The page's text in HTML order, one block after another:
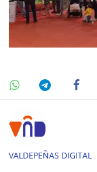
VALDEPEÑAS DIGITAL